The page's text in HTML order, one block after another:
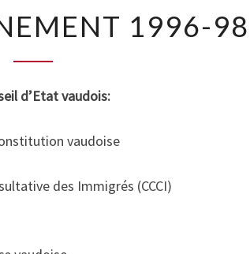
GOUVERNEMENT
98
1996-98
d’Etat vaudois:
vaudoise
des Immigrés (CCCI)